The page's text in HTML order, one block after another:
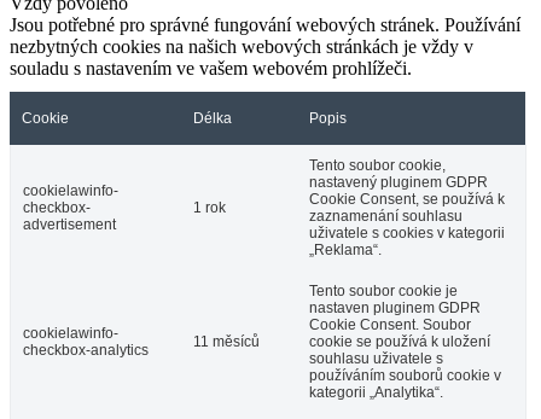
Jsou potřebné pro správné fungování webových stránek. Používání
nezbytných cookies na našich webových stránkách je vždy v
souladu s nastavením ve vašem webovém prohlížeči.
Cookie Délka Popis
cookielawinfo-
checkbox-
advertisement
1 rok
Tento soubor cookie,
nastavený pluginem GDPR
Cookie Consent, se používá k
zaznamenání souhlasu
uživatele s cookies v kategorii
„Reklama“.
cookielawinfo-
checkbox-analytics
11 měsíců
Tento soubor cookie je
nastaven pluginem GDPR
Cookie Consent. Soubor
cookie se používá k uložení
souhlasu uživatele s
používáním souborů cookie v
kategorii „Analytika“.